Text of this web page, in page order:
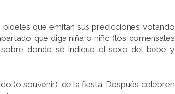
que emitan sus predicciones votando
que diga niña o niño (los comensales
donde se indique el sexo del bebé y
(o souvenir) de la fiesta. Después celebren